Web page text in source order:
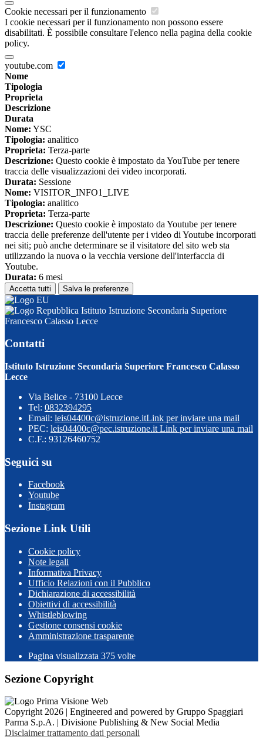
Cookie necessari per il funzionamento
I cookie necessari per il funzionamento non possono essere
disabilitati. È possibile consultare l'elenco nella pagina della cookie
policy.
youtube.com
Nome
Tipologia
Proprieta
Descrizione
Durata
Nome: YSC
Tipologia: analitico
Proprieta: Terza-parte
Descrizione: Questo cookie è impostato da YouTube per tenere
traccia delle visualizzazioni dei video incorporati.
Durata: Sessione
Nome: VISITOR_INFO1_LIVE
Tipologia: analitico
Proprieta: Terza-parte
Descrizione: Questo cookie è impostato da Youtube per tenere
traccia delle preferenze dell'utente per i video di Youtube incorporati
nei siti; può anche determinare se il visitatore del sito web sta
utilizzando la nuova o la vecchia versione dell'interfaccia di
Youtube.
Durata: 6 mesi
Accetta tutti Salva le preferenze
Istituto Istruzione Secondaria Superiore
Francesco Calasso Lecce
Contatti
Istituto Istruzione Secondaria Superiore Francesco Calasso
Lecce
Via Belice - 73100 Lecce
Tel: 0832394295
Email: leis04400c@istruzione.itLink per inviare una mail
PEC: leis04400c@pec.istruzione.it Link per inviare una mail
C.F.: 93126460752
Seguici su
Facebook
Youtube
Instagram
Sezione Link Utili
Cookie policy
Note legali
Informativa Privacy
Ufficio Relazioni con il Pubblico
Dichiarazione di accessibilità
Obiettivi di accessibilità
Whistleblowing
Gestione consensi cookie
Amministrazione trasparente
Pagina visualizzata 375 volte
Sezione Copyright
Copyright 2026 | Engineered and powered by Gruppo Spaggiari
Parma S.p.A. | Divisione Publishing & New Social Media
Disclaimer trattamento dati personali